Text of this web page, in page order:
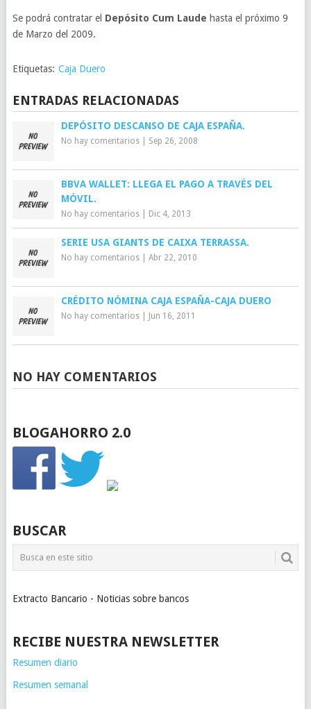
Se podrá contratar el Depósito Cum Laude hasta el próximo 9
de Marzo del 2009.
Etiquetas: Caja Duero
ENTRADAS RELACIONADAS
DEPÓSITO DESCANSO DE CAJA ESPAÑA.
No hay comentarios| Sep 26, 2008
BBVA WALLET: LLEGA EL PAGO A TRAVÉS DEL
MÓVIL.
No hay comentarios| Dic 4, 2013
SERIE USA GIANTS DE CAIXA TERRASSA.
No hay comentarios| Abr 22, 2010
CRÉDITO NÓMINA CAJA ESPAÑA-CAJA DUERO
No hay comentarios| Jun 16, 2011
NO HAY COMENTARIOS
BLOGAHORRO 2.0
BUSCAR
Extracto Bancario - Noticias sobre bancos
RECIBE NUESTRA NEWSLETTER
Resumen diario
Resumen semanal